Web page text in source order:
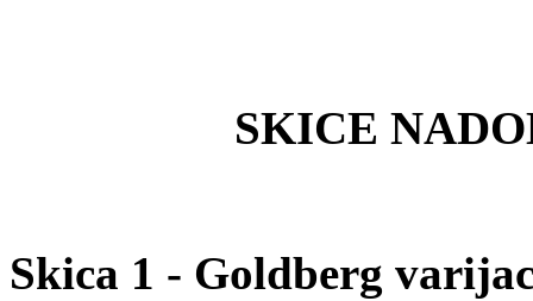
SKICE
Skica 1 - Goldberg